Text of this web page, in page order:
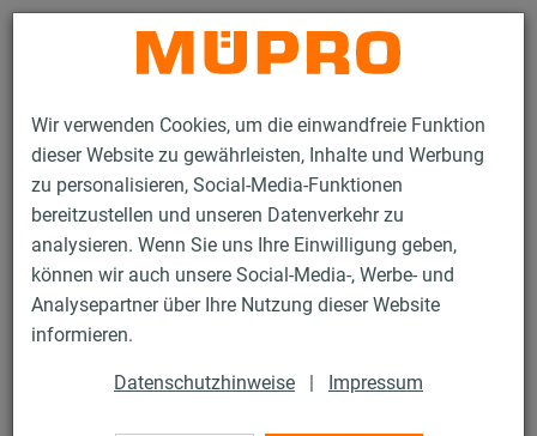
Wir verwenden Cookies, um die einwandfreie Funktion
dieser Website zu gewährleisten, Inhalte und Werbung
zu personalisieren, Social-Media-Funktionen
bereitzustellen und unseren Datenverkehr zu
analysieren. Wenn Sie uns Ihre Einwilligung geben,
können wir auch unsere Social-Media-, Werbe- und
Analysepartner über Ihre Nutzung dieser Website
informieren.
Datenschutzhinweise | Impressum
Kontakt
Produkte Befestigungstechnik
Installationsschienen
MPC-Systemschienen